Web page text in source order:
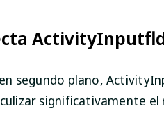
segundo plano,
significativamente